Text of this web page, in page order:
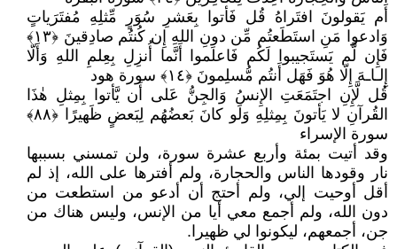
أَم يَقولونَ افتَراهُ قُل فَأتوا بِعَشرِ سُوَرٍ مِّثلِهِ مُفتَرَياتٍ
وَادعوا مَنِ استَطَعتُم مِّن دونِ اللهِ إِن كُنتُم صادِقينَ ﴿١٣﴾
فَإِن لَّم يَستَجيبوا لَكُم فَاعلَموا أَنَّما أُنزِلِ بِعِلمِ اللهِ وَأَلّا
إِلـاـهَ إِلّا هُوَ فَهَل أَنتُم مُّسلِمونَ ﴿١٤﴾ سورة هود
قُل لَّإِنِ اجتَمَعَتِ الإِنسُ وَالجِنُّ عَلى أَن يَّأتوا بِمِثلِ هٰذَا
القُرآنِ لا يَأتونَ بِمِثلِهِ وَلَو كانَ بَعضُهُم لِبَعضٍ ظَهيرًا ﴿٨٨﴾
سورة الإسراء
وقد أتيت بمئة وأربع عشرة سورة، ولن تمسني بسببها
نار وقودها الناس والحجارة، ولم أفترها على الله، إذ لم
أقل أوحيت إلي، ولم أحتج أن أدعو من استطعت من
دون الله، ولم أجمع معي أيا من الإنس، وليس هناك من
جن، أجمعهم، ليكونوا لي ظهيرا.